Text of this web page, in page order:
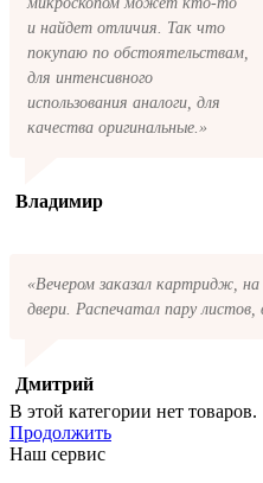
и найдет отличия. Так что
покупаю по обстоятельствам,
для интенсивного
использования аналоги, для
качества оригинальные.»
Владимир
«Вечером заказал картридж, на
двери. Распечатал пару листов,
Дмитрий
В этой категории нет товаров.
Продолжить
Наш сервис